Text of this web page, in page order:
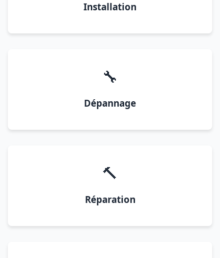
Installation
🔧
Dépannage
🔨
Réparation